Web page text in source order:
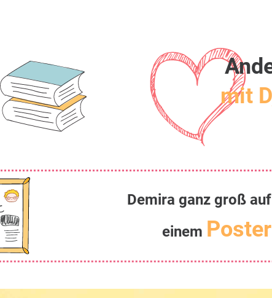
mit
Demira ganz groß auf
einem Poster